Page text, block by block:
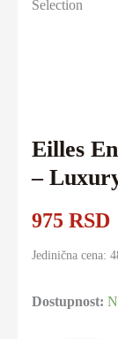
Eilles
–
975 RSD
Jedinična cena:
Dostupnost: